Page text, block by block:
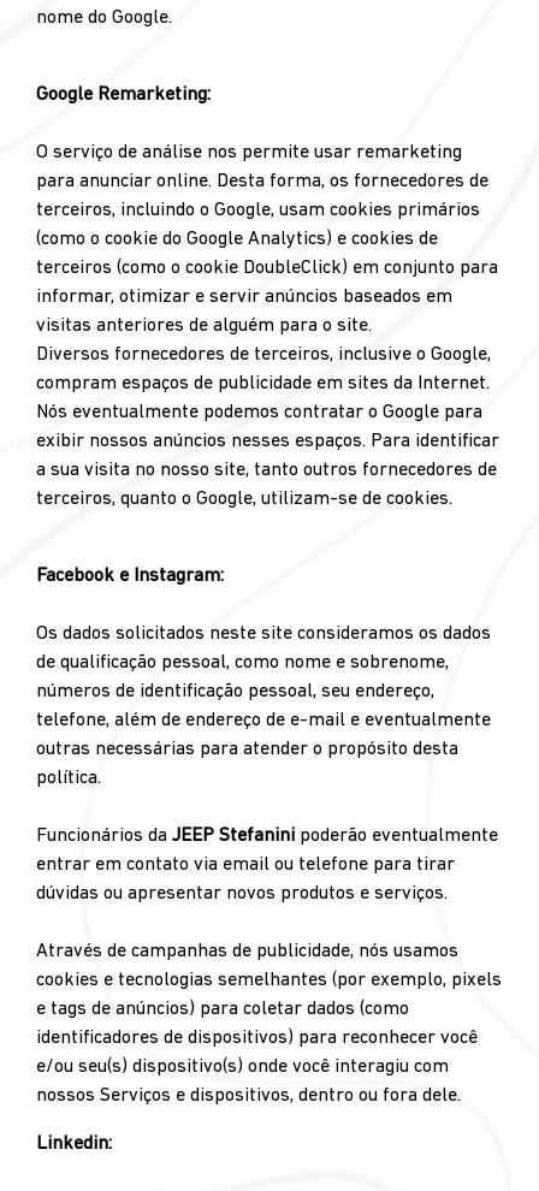
nome do Google.
Google Remarketing:
O serviço de análise nos permite usar remarketing
para anunciar online. Desta forma, os fornecedores de
terceiros, incluindo o Google, usam cookies primários
(como o cookie do Google Analytics) e cookies de
terceiros (como o cookie DoubleClick) em conjunto para
informar, otimizar e servir anúncios baseados em
visitas anteriores de alguém para o site.
Diversos fornecedores de terceiros, inclusive o Google,
compram espaços de publicidade em sites da Internet.
Nós eventualmente podemos contratar o Google para
exibir nossos anúncios nesses espaços. Para identificar
a sua visita no nosso site, tanto outros fornecedores de
terceiros, quanto o Google, utilizam-se de cookies.
Facebook e Instagram:
Os dados solicitados neste site consideramos os dados
de qualificação pessoal, como nome e sobrenome,
números de identificação pessoal, seu endereço,
telefone, além de endereço de e-mail e eventualmente
outras necessárias para atender o propósito desta
política.
Funcionários da JEEP Stefanini poderão eventualmente
entrar em contato via email ou telefone para tirar
dúvidas ou apresentar novos produtos e serviços.
Através de campanhas de publicidade, nós usamos
cookies e tecnologias semelhantes (por exemplo, pixels
e tags de anúncios) para coletar dados (como
identificadores de dispositivos) para reconhecer você
e/ou seu(s) dispositivo(s) onde você interagiu com
nossos Serviços e dispositivos, dentro ou fora dele.
Linkedin: